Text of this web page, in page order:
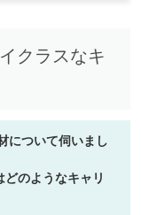
クラスなキ
について伺いまし
のようなキャリ